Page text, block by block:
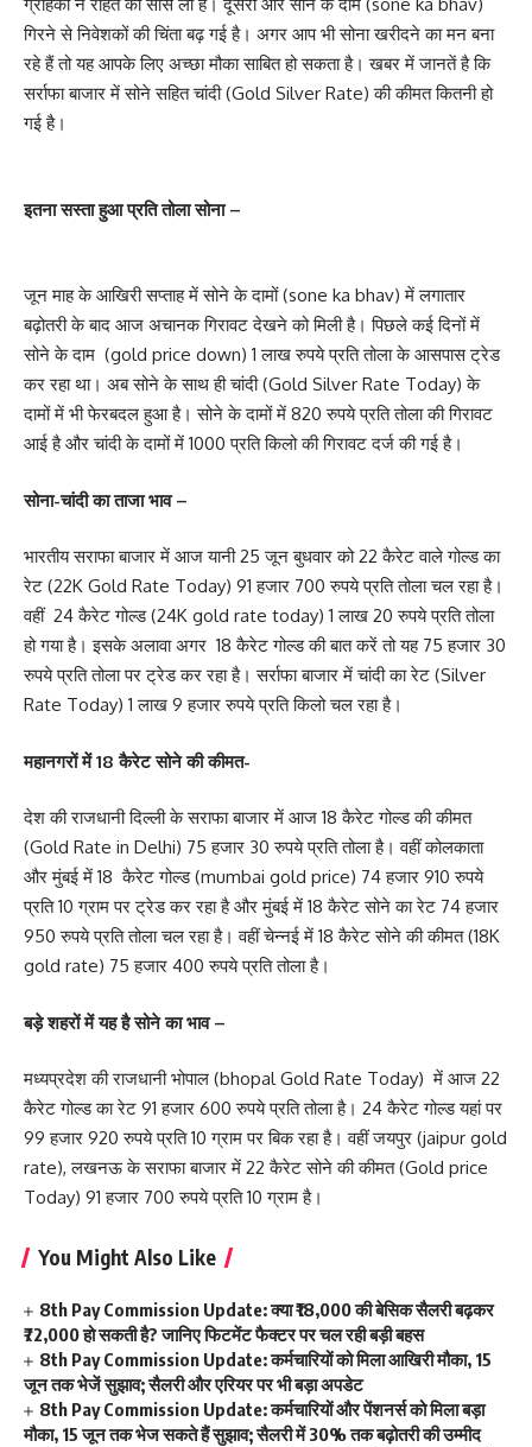
गिरने से निवेशकों की चिंता बढ़ गई है। अगर आप भी सोना खरीदने का मन बना
रहे हैं तो यह आपके लिए अच्छा मौका साबित हो सकता है। खबर में जानतें है कि
सर्राफा बाजार में सोने सहित चांदी (Gold Silver Rate) की कीमत कितनी हो
गई है।
इतना सस्ता हुआ प्रति तोला सोना –
जून माह के आखिरी सप्ताह में सोने के दामों (sone ka bhav) में लगातार
बढ़ोतरी के बाद आज अचानक गिरावट देखने को मिली है। पिछले कई दिनों में
सोने के दाम (gold price down) 1 लाख रुपये प्रति तोला के आसपास ट्रेड
कर रहा था। अब सोने के साथ ही चांदी (Gold Silver Rate Today) के
दामों में भी फेरबदल हुआ है। सोने के दामों में 820 रुपये प्रति तोला की गिरावट
आई है और चांदी के दामों में 1000 प्रति किलो की गिरावट दर्ज की गई है।
सोना-चांदी का ताजा भाव –
भारतीय सराफा बाजार में आज यानी 25 जून बुधवार को 22 कैरेट वाले गोल्ड का
रेट (22K Gold Rate Today) 91 हजार 700 रुपये प्रति तोला चल रहा है।
वहीं 24 कैरेट गोल्ड (24K gold rate today) 1 लाख 20 रुपये प्रति तोला
हो गया है। इसके अलावा अगर 18 कैरेट गोल्ड की बात करें तो यह 75 हजार 30
रुपये प्रति तोला पर ट्रेड कर रहा है। सर्राफा बाजार में चांदी का रेट (Silver
Rate Today) 1 लाख 9 हजार रुपये प्रति किलो चल रहा है।
महानगरों में 18 कैरेट सोने की कीमत-
देश की राजधानी दिल्ली के सराफा बाजार में आज 18 कैरेट गोल्ड की कीमत
(Gold Rate in Delhi) 75 हजार 30 रुपये प्रति तोला है। वहीं कोलकाता
और मुंबई में 18 कैरेट गोल्ड (mumbai gold price) 74 हजार 910 रुपये
प्रति 10 ग्राम पर ट्रेड कर रहा है और मुंबई में 18 कैरेट सोने का रेट 74 हजार
950 रुपये प्रति तोला चल रहा है। वहीं चेन्नई में 18 कैरेट सोने की कीमत (18K
gold rate) 75 हजार 400 रुपये प्रति तोला है।
बड़े शहरों में यह है सोने का भाव –
मध्यप्रदेश की राजधानी भोपाल (bhopal Gold Rate Today) में आज 22
कैरेट गोल्ड का रेट 91 हजार 600 रुपये प्रति तोला है। 24 कैरेट गोल्ड यहां पर
99 हजार 920 रुपये प्रति 10 ग्राम पर बिक रहा है। वहीं जयपुर (jaipur gold
rate), लखनऊ के सराफा बाजार में 22 कैरेट सोने की कीमत (Gold price
Today) 91 हजार 700 रुपये प्रति 10 ग्राम है।
You Might Also Like
8th Pay Commission Update: क्या ₹18,000 की बेसिक सैलरी बढ़कर
₹72,000 हो सकती है? जानिए फिटमेंट फैक्टर पर चल रही बड़ी बहस
8th Pay Commission Update: कर्मचारियों को मिला आखिरी मौका, 15
जून तक भेजें सुझाव; सैलरी और एरियर पर भी बड़ा अपडेट
8th Pay Commission Update: कर्मचारियों और पेंशनर्स को मिला बड़ा
मौका, 15 जून तक भेज सकते हैं सुझाव; सैलरी में 30% तक बढ़ोतरी की उम्मीद